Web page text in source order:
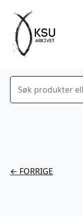
Søk
← FORRIGE